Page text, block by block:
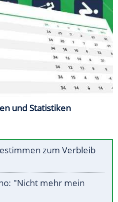
und Statistiken
zum Verbleib
"Nicht mehr mein